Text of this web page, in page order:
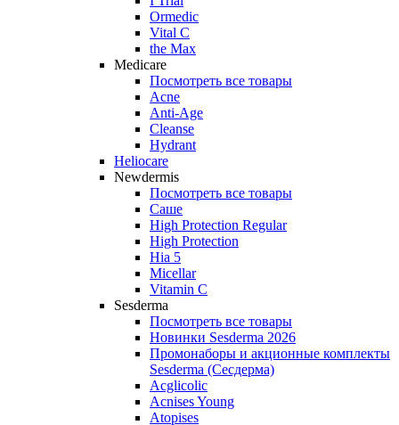
Ormedic
Vital C
the Max
Medicare
Посмотреть все товары
Acne
Anti‑Age
Cleanse
Hydrant
Heliocare
Newdermis
Посмотреть все товары
Саше
High Protection Regular
High Protection
Hia 5
Micellar
Vitamin C
Sesderma
Посмотреть все товары
Новинки Sesderma 2026
Промонаборы и акционные комплекты
Sesderma (Сесдерма)
Acglicolic
Acnises Young
Atopises